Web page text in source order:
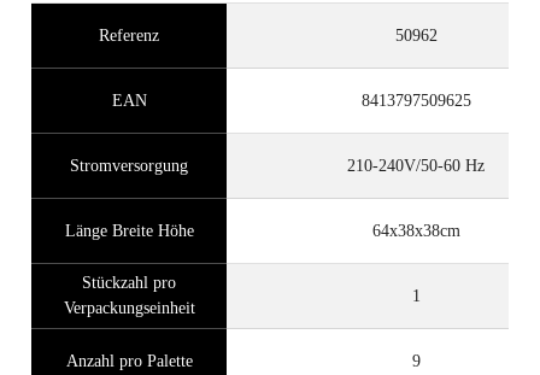
Referenz 50962
EAN 8413797509625
Stromversorgung 210-240V/50-60 Hz
Länge Breite Höhe 64x38x38cm
Stückzahl pro
Verpackungseinheit
1
Anzahl pro Palette 9